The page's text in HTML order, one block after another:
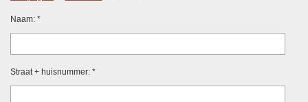
Naam: *
Straat + huisnummer: *